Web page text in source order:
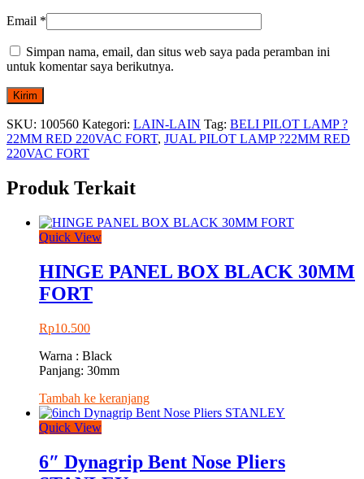
Email *
Simpan nama, email, dan situs web saya pada peramban ini
untuk komentar saya berikutnya.
SKU: 100560 Kategori: LAIN-LAIN Tag: BELI PILOT LAMP ?
22MM RED 220VAC FORT, JUAL PILOT LAMP ?22MM RED
220VAC FORT
Produk Terkait
Quick View
HINGE PANEL BOX BLACK 30MM
FORT
Rp10.500
Warna : Black
Panjang: 30mm
Tambah ke keranjang
Quick View
6″ Dynagrip Bent Nose Pliers